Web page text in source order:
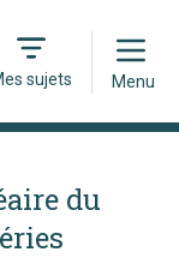
sujets
Open
Menu
du